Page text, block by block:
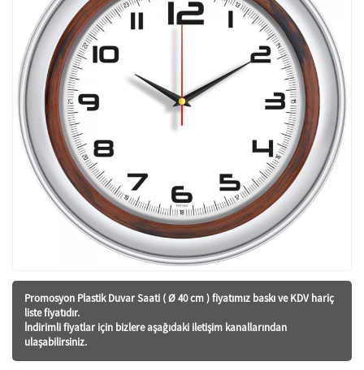
Promosyon Plastik Duvar Saati ( Ø 40 cm ) fiyatımız baskı ve KDV hariç
liste fiyatıdır.
İndirimli fiyatlar için bizlere aşağıdaki iletişim kanallarından
ulaşabilirsiniz.